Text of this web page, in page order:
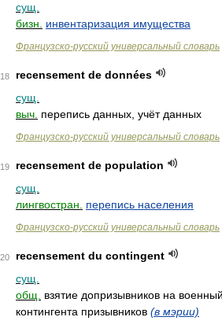
сущ.
бизн.
инвентаризация имущества
Французско-русский универсальный словарь
18
recensement de données
сущ.
выч. перепись данных, учёт данных
Французско-русский универсальный словарь
19
recensement de population
сущ.
лингвостран.
перепись населения
Французско-русский универсальный словарь
20
recensement du contingent
сущ.
общ.
взятие допризывников на
контингента призывников (в мэрии)